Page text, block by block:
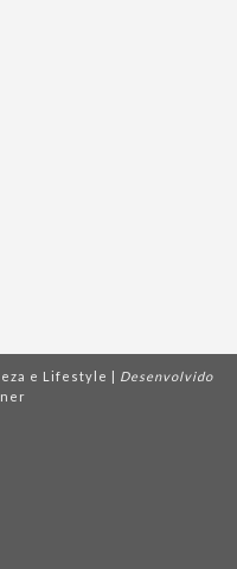
e Lifestyle | Desenvolvido